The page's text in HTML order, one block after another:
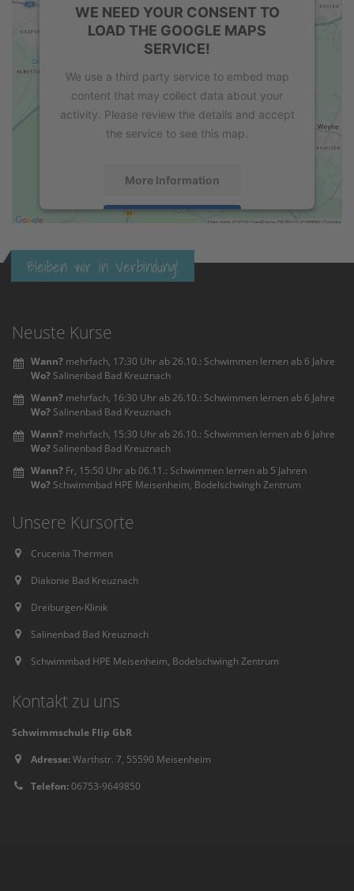
WE NEED YOUR CONSENT TO
LOAD THE GOOGLE MAPS
SERVICE!
We use a third party service to embed map
content that may collect data about your
activity. Please review the details and accept
the service to see this map.
More Information
powered byUsercentrics Consent
Management Platform&eRecht24
Bleiben wir in Verbindung!
Neuste Kurse
Wann? mehrfach, 17:30 Uhr ab 26.10.: Schwimmen lernen ab 6 Jahre
Wo? Salinenbad Bad Kreuznach
Wann? mehrfach, 16:30 Uhr ab 26.10.: Schwimmen lernen ab 6 Jahre
Wo? Salinenbad Bad Kreuznach
Wann? mehrfach, 15:30 Uhr ab 26.10.: Schwimmen lernen ab 6 Jahre
Wo? Salinenbad Bad Kreuznach
Wann? Fr, 15:50 Uhr ab 06.11.: Schwimmen lernen ab 5 Jahren
Wo? Schwimmbad HPE Meisenheim, Bodelschwingh Zentrum
Unsere Kursorte
Crucenia Thermen
Diakonie Bad Kreuznach
Dreiburgen-Klinik
Salinenbad Bad Kreuznach
Schwimmbad HPE Meisenheim, Bodelschwingh Zentrum
Kontakt zu uns
Schwimmschule Flip GbR
Adresse:Warthstr. 7, 55590 Meisenheim
Telefon:06753-9649850